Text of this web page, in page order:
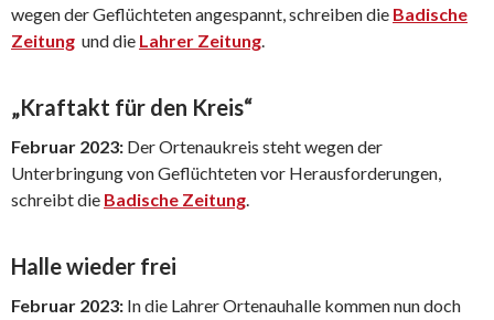
wegen der Geflüchteten angespannt, schreiben die Badische
Zeitung und die Lahrer Zeitung.
„Kraftakt für den Kreis“
Februar 2023: Der Ortenaukreis steht wegen der
Unterbringung von Geflüchteten vor Herausforderungen,
schreibt die Badische Zeitung.
Halle wieder frei
Februar 2023: In die Lahrer Ortenauhalle kommen nun doch